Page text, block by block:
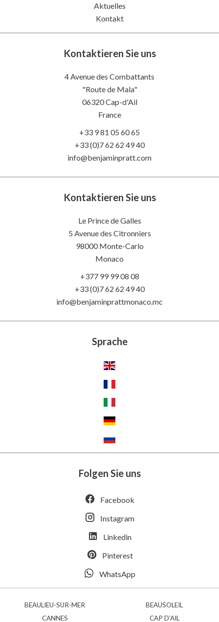
Aktuelles
Kontakt
Kontaktieren Sie uns
4 Avenue des Combattants
"Route de Mala"
06320Cap-d'Ail
France
+33 9 81 05 60 65
+33 (0)7 62 62 49 40
info@benjaminpratt.com
Kontaktieren Sie uns
Le Prince de Galles
5 Avenue des Citronniers
98000 Monte-Carlo
Monaco
+377 99 99 08 08
+33 (0)7 62 62 49 40
info@benjaminprattmonaco.mc
Sprache
Folgen Sie uns
Facebook
Instagram
Linkedin
Pinterest
WhatsApp
BEAULIEU-SUR-MER
BEAUSOLEIL
CANNES
CAP D'AIL